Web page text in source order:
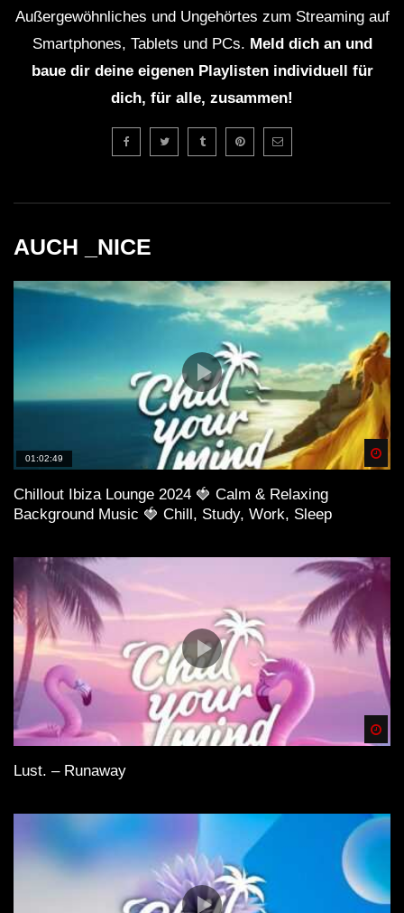
Außergewöhnliches und Ungehörtes zum Streaming auf
Smartphones, Tablets und PCs. Meld dich an und
baue dir deine eigenen Playlisten individuell für
dich, für alle, zusammen!
AUCH _NICE
01:02:49
Chillout Ibiza Lounge 2024 🍓 Calm & Relaxing
Background Music 🍓 Chill, Study, Work, Sleep
Lust. – Runaway